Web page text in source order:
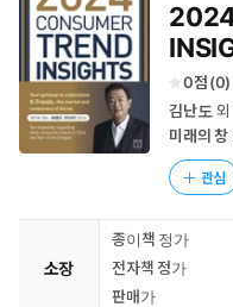
0 (0)
김난도
미래의 창
관심
소장
종이책 정가
전자책 정가
판매가